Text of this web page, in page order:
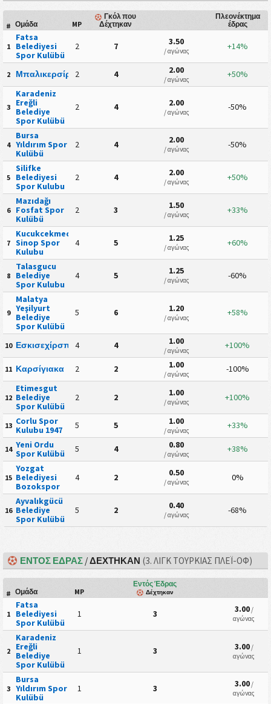
# Ομάδα MP
Γκόλ που
Δέχτηκαν
Πλεονέκτημα
έδρας
1
Fatsa
Belediyesi
Spor Kulübü
2 7 3.50
/ αγώνας +14%
2 Μπαλικερσίρσπορ
2 4 2.00
/ αγώνας +50%
3
Karadeniz
Ereğli
Belediye
Spor Kulübü
2 4 2.00
/ αγώνας -50%
4
Bursa
Yıldırım Spor
Kulübü
2 4 2.00
/ αγώνας -50%
5
Silifke
Belediyesi
Spor Kulubu
2 4 2.00
/ αγώνας +50%
6
Mazıdağı
Fosfat Spor
Kulübü
2 3 1.50
/ αγώνας +33%
7
Kucukcekmece
Sinop Spor
Kulubu
4 5 1.25
/ αγώνας +60%
8
Talasgucu
Belediye
Spor Kulubu
4 5 1.25
/ αγώνας -60%
9
Malatya
Yeşilyurt
Belediye
Spor Kulübü
5 6 1.20
/ αγώνας +58%
10 Εσκισεχίρσπορ
4 4 1.00
/ αγώνας +100%
11 Καρσίγιακα 2 2 1.00
/ αγώνας -100%
12
Etimesgut
Belediye
Spor Kulübü
2 2 1.00
/ αγώνας +100%
13 Corlu Spor
Kulubu 1947
5 5 1.00
/ αγώνας +33%
14 Yeni Ordu
Spor Kulübü
5 4 0.80
/ αγώνας +38%
15
Yozgat
Belediyesi
Bozokspor
4 2 0.50
/ αγώνας 0%
16
Ayvalıkgücü
Belediye
Spor Kulübü
5 2 0.40
/ αγώνας -68%
ΕΝΤΌΣ ΈΔΡΑΣ /ΔΈΧΤΗΚΑΝ (3. ΛΙΓΚ ΤΟΥΡΚΊΑΣ ΠΛΈΙ-ΟΦ)
# Ομάδα MP
Εντός Έδρας
Δέχτηκαν
1
Fatsa
Belediyesi
Spor Kulübü
1 3 3.00/
αγώνας
2
Karadeniz
Ereğli
Belediye
Spor Kulübü
1 3 3.00/
αγώνας
3
Bursa
Yıldırım Spor
Kulübü
1 3 3.00/
αγώνας